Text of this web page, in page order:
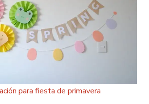
para fiesta de primavera